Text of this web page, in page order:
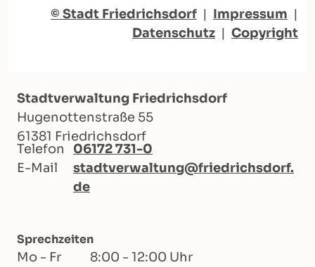
© Stadt Friedrichsdorf | Impressum |
Datenschutz | Copyright
Stadtverwaltung Friedrichsdorf
Hugenottenstraße 55
61381 Friedrichsdorf
Telefon
06172 731-0
E-Mail
stadtverwaltung@friedrichsdorf.
de
Sprechzeiten
Mo - Fr
8:00 - 12:00 Uhr